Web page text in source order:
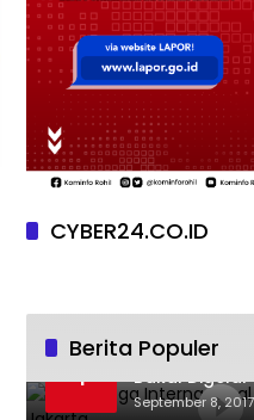
CYBER24.CO.ID
Berita Populer
1
Pesta Yoga
Bakal
September 8, 2017